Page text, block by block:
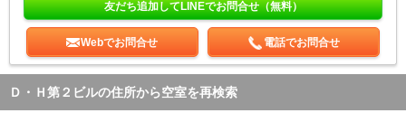
友だち追加してLINEでお問合せ（無料）
Webでお問合せ 電話でお問合せ
Ｄ・Ｈ第２ビルの住所から空室を再検索